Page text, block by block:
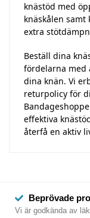
knästöd med
knäskålen
extra
Beställ dina
fördelarna med
dina knän. Vi
returpolicy för
effektiva
återfå en aktiv
Beprövade
Vi är godkända av